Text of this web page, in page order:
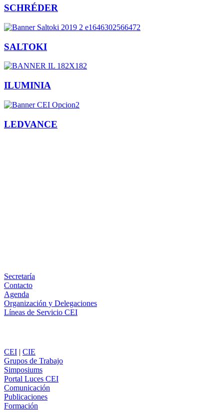
SCHRÉDER
SALTOKI
ILUMINIA
LEDVANCE
Secretaría
Contacto
Agenda
Organización y Delegaciones
Líneas de Servicio CEI
CEI | CIE
Grupos de Trabajo
Simposiums
Portal Luces CEI
Comunicación
Publicaciones
Formación